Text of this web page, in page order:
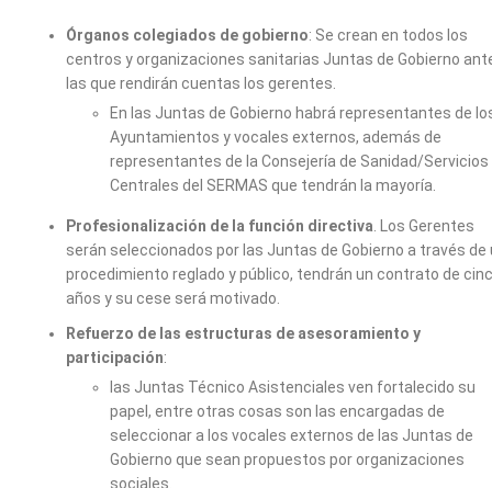
Órganos colegiados de gobierno: Se crean en todos los
centros y organizaciones sanitarias Juntas de Gobierno
las que rendirán cuentas los gerentes.
En las Juntas de Gobierno habrá representantes de
Ayuntamientos y vocales externos, además de
representantes de la Consejería de Sanidad/Servicios
Centrales del SERMAS que tendrán la mayoría.
Profesionalización de la función directiva . Los Gerentes
serán seleccionados por las Juntas de Gobierno a través de
procedimiento reglado y público, tendrán un contrato de
años y su cese será motivado.
Refuerzo de las estructuras de asesoramiento y
participación:
las Juntas Técnico Asistenciales ven fortalecido su
papel, entre otras cosas son las encargadas de
seleccionar a los vocales externos de las Juntas de
Gobierno que sean propuestos por organizaciones
sociales.